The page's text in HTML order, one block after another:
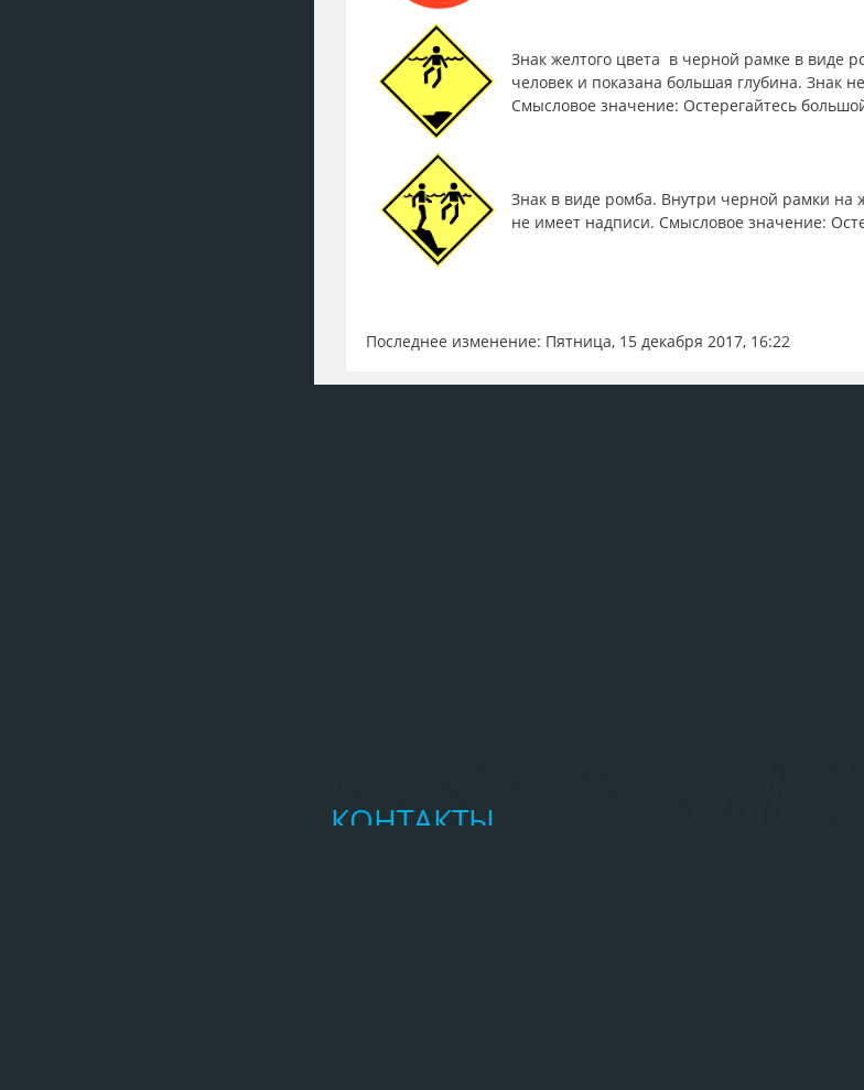
Знак желтого цвета в черной рамке в виде
человек и показана большая глубина. Знак
Смысловое значение: Остерегайтесь
Знак в виде ромба. Внутри черной рамки на
не имеет надписи. Смысловое значение:
Последнее изменение: Пятница, 15 декабря 2017, 16:22
КОНТАКТЫ